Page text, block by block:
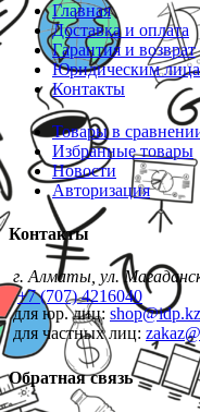
Главная
Доставка и оплата
Гарантия и возврат
Юридическим
Контакты
Товары в
Избранные товары
Новости
Авторизация
Контакты
г. Алматы, ул.
+7 (707) 4216040
для юр. лиц: shop@idp.kz
для частных лиц:
Обратная связь